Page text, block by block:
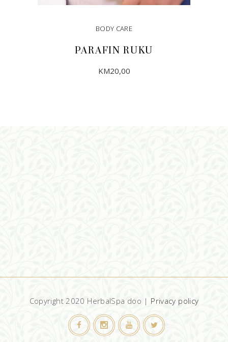
BODY CARE
PARAFIN RUKU
KM20,00
Copyright 2020 HerbalSpa doo | Privacy policy